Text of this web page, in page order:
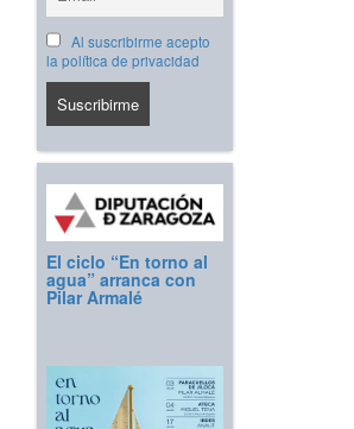
Al suscribirme acepto
la política de privacidad
El ciclo “En torno al
agua” arranca con
Pilar Armalé